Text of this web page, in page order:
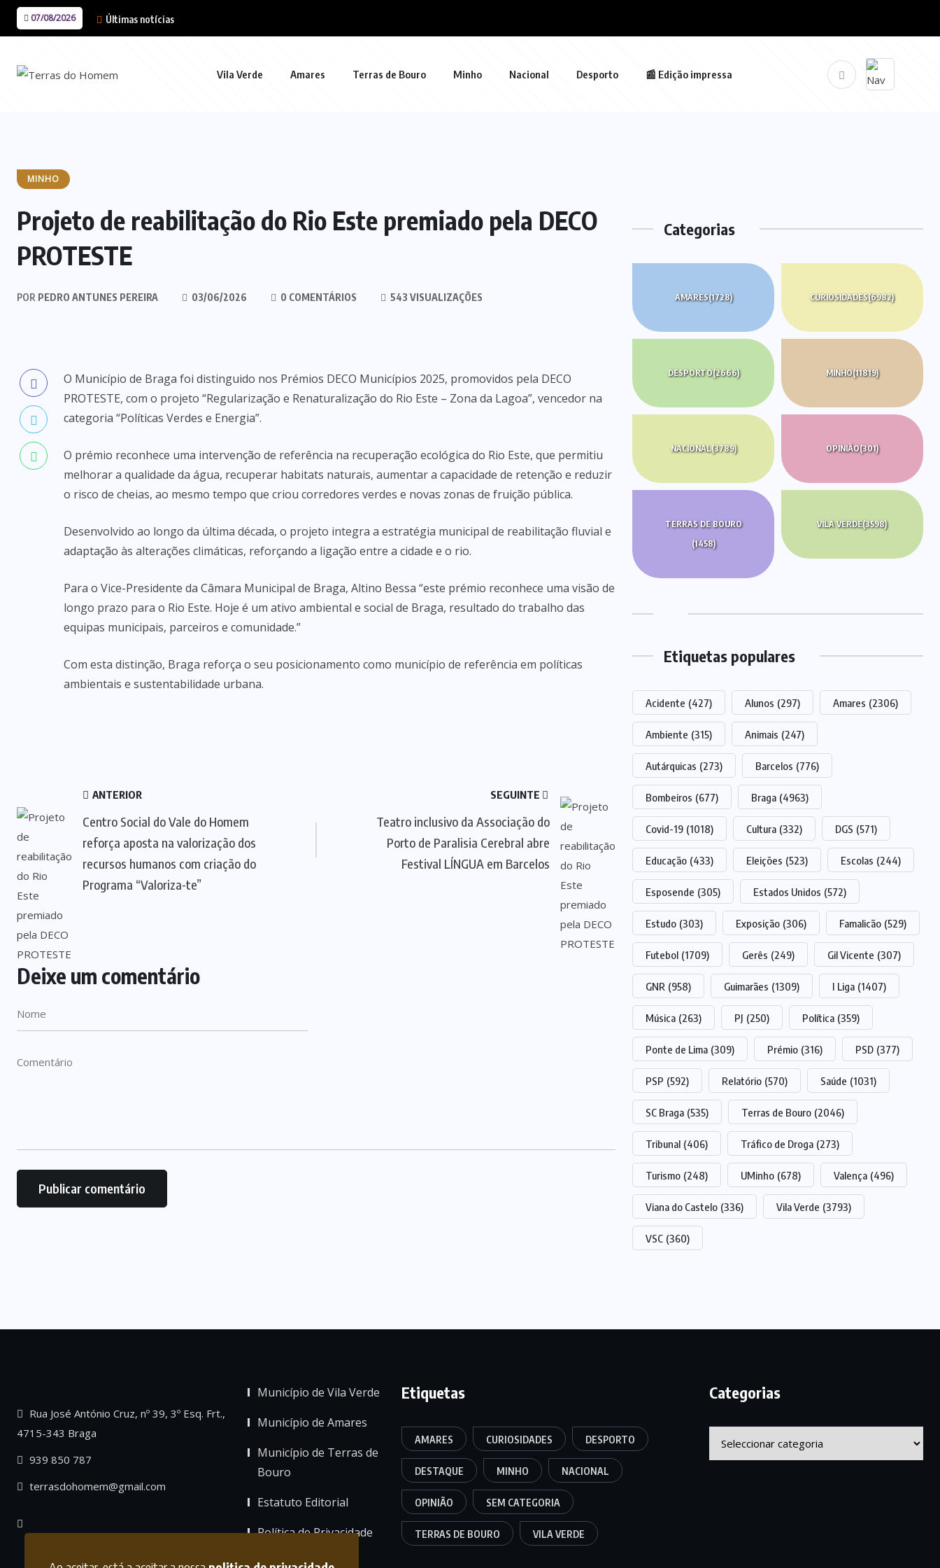
07/08/2026 Últimas notícias
Vila Verde Amares Terras de Bouro Minho Nacional Desporto 📰 Edição impressa
MINHO
Projeto de reabilitação do Rio Este premiado pela DECO
PROTESTE
POR PEDRO ANTUNES PEREIRA 03/06/2026 0 COMENTÁRIOS 543 VISUALIZAÇÕES
O Município de Braga foi distinguido nos Prémios DECO Municípios 2025, promovidos pela DECO
PROTESTE, com o projeto “Regularização e Renaturalização do Rio Este – Zona da Lagoa”, vencedor na
categoria “Políticas Verdes e Energia”.
O prémio reconhece uma intervenção de referência na recuperação ecológica do Rio Este, que permitiu
melhorar a qualidade da água, recuperar habitats naturais, aumentar a capacidade de retenção e reduzir
o risco de cheias, ao mesmo tempo que criou corredores verdes e novas zonas de fruição pública.
Desenvolvido ao longo da última década, o projeto integra a estratégia municipal de reabilitação fluvial e
adaptação às alterações climáticas, reforçando a ligação entre a cidade e o rio.
Para o Vice-Presidente da Câmara Municipal de Braga, Altino Bessa “este prémio reconhece uma visão de
longo prazo para o Rio Este. Hoje é um ativo ambiental e social de Braga, resultado do trabalho das
equipas municipais, parceiros e comunidade.”
Com esta distinção, Braga reforça o seu posicionamento como município de referência em políticas
ambientais e sustentabilidade urbana.
ANTERIOR
Centro Social do Vale do Homem
reforça aposta na valorização dos
recursos humanos com criação do
Programa “Valoriza-te”
SEGUINTE
Teatro inclusivo da Associação do
Porto de Paralisia Cerebral abre
Festival LÍNGUA em Barcelos
Deixe um comentário
Categorias
AMARES(1728) CURIOSIDADES(6982)
DESPORTO(2666) MINHO(11819)
NACIONAL(3789) OPINIÃO(301)
TERRAS DE BOURO
(1458)
VILA VERDE(3598)
Etiquetas populares
Acidente (427) Alunos (297) Amares (2306)
Ambiente (315) Animais (247)
Autárquicas (273) Barcelos (776)
Bombeiros (677) Braga (4963)
Covid-19 (1018) Cultura (332) DGS (571)
Educação (433) Eleições (523) Escolas (244)
Esposende (305) Estados Unidos (572)
Estudo (303) Exposição (306) Famalicão (529)
Futebol (1709) Gerês (249) Gil Vicente (307)
GNR (958) Guimarães (1309) I Liga (1407)
Música (263) PJ (250) Política (359)
Ponte de Lima (309) Prémio (316) PSD (377)
PSP (592) Relatório (570) Saúde (1031)
SC Braga (535) Terras de Bouro (2046)
Tribunal (406) Tráfico de Droga (273)
Turismo (248) UMinho (678) Valença (496)
Viana do Castelo (336) Vila Verde (3793)
VSC (360)
Rua José António Cruz, nº 39, 3º Esq. Frt.,
4715-343 Braga
939 850 787
terrasdohomem@gmail.com
Município de Vila Verde
Município de Amares
Município de Terras de
Bouro
Estatuto Editorial
Política de Privacidade
Etiquetas
AMARES CURIOSIDADES DESPORTO
DESTAQUE MINHO NACIONAL
OPINIÃO SEM CATEGORIA
TERRAS DE BOURO VILA VERDE
Categorias